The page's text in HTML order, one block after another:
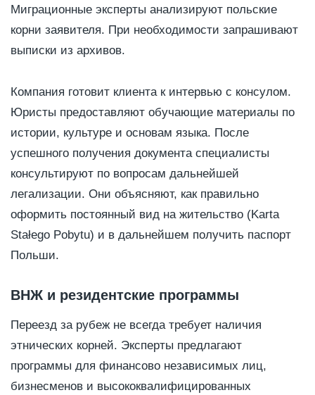
Миграционные эксперты анализируют польские
корни заявителя. При необходимости запрашивают
выписки из архивов.
Компания готовит клиента к интервью с консулом.
Юристы предоставляют обучающие материалы по
истории, культуре и основам языка. После
успешного получения документа специалисты
консультируют по вопросам дальнейшей
легализации. Они объясняют, как правильно
оформить постоянный вид на жительство (Karta
Stałego Pobytu) и в дальнейшем получить паспорт
Польши.
ВНЖ и резидентские программы
Переезд за рубеж не всегда требует наличия
этнических корней. Эксперты предлагают
программы для финансово независимых лиц,
бизнесменов и высококвалифицированных